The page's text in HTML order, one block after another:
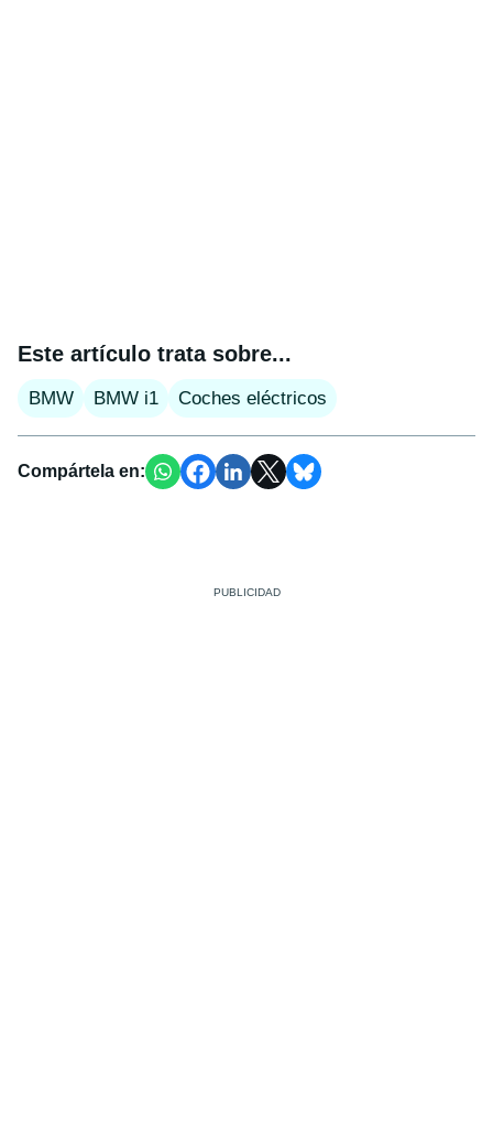
Este artículo trata sobre...
BMW BMW i1 Coches eléctricos
Compártela en: